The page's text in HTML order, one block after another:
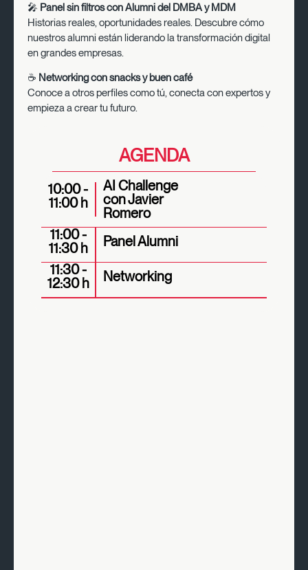
🎤 Panel sin filtros con Alumni del DMBA y MDM
Historias reales, oportunidades reales. Descubre cómo
nuestros alumni están liderando la transformación digital
en grandes empresas.
☕ Networking con snacks y buen café
Conoce a otros perfiles como tú, conecta con expertos y
empieza a crear tu futuro.
AGENDA
10:00 -
11:00 h
AI Challenge
con Javier
Romero
11:00 -
11:30 h
Panel Alumni
11:30 -
12:30 h
Networking